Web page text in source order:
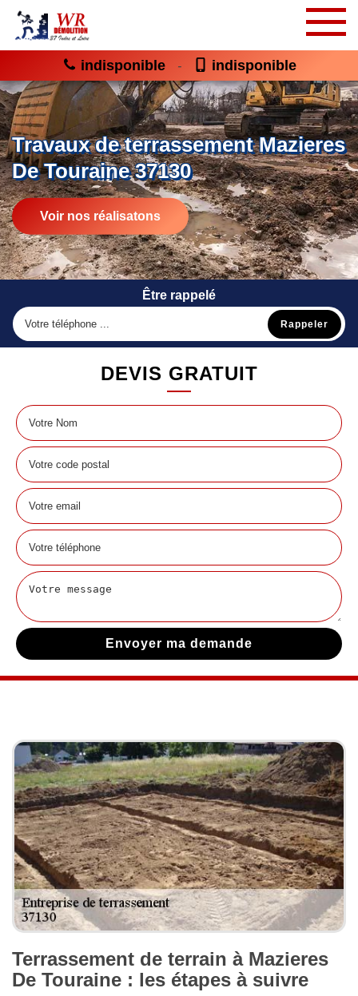
indisponible - indisponible
Travaux de terrassement Mazieres
De Touraine 37130
Voir nos réalisatons
Être rappelé
DEVIS GRATUIT
Terrassement de terrain à Mazieres
De Touraine : les étapes à suivre